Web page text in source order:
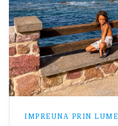
IMPREUNA PRIN LUME